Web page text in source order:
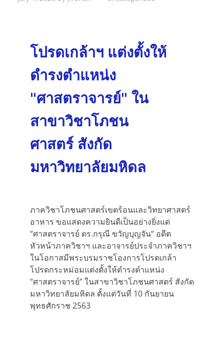
โปรดเกล้าฯ แต่งตั้งให้
ดำรงตำแหน่ง
"ศาสตราจารย์" ใน
สาขาวิชาโภชน
ศาสตร์ สังกัด
มหาวิทยาลัยมหิดล
ภาควิชาโภชนศาสตร์เขตร้อนและวิทยาศาสตร์
อาหาร ขอแสดงความยินดีเป็นอย่างยิ่งแด่
“ศาสตราจารย์ ดร.กรุณี ขวัญบุญจัน“ อดีต
หัวหน้าภาควิชาฯ และอาจารย์ประจำภาควิชาฯ
ในโอกาสมีพระบรมราชโองการโปรดเกล้า
โปรดกระหม่อมแต่งตั้งให้ดำรงตำแหน่ง
“ศาสตราจารย์” ในสาขาวิชาโภชนศาสตร์ สังกัด
มหาวิทยาลัยมหิดล ตั้งแต่วันที่ 10 กันยายน
พุทธศักราช 2563